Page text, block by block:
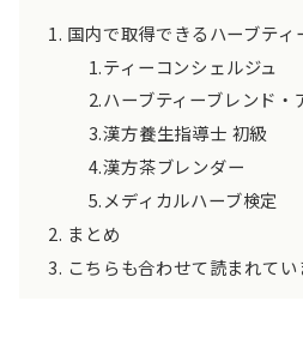
国内で取得できるハーブテ
1.ティーコンシェルジュ
2.ハーブティーブレンド・
3.漢方養生指導士 初級
4.漢方茶ブレンダー
5.メディカルハーブ検定
まとめ
こちらも合わせて読まれてい